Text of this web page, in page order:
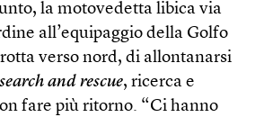
la motovedetta libica via
all’equipaggio della Golfo
verso nord, di allontanarsi
search and rescue, ricerca e
fare più ritorno. “Ci hanno